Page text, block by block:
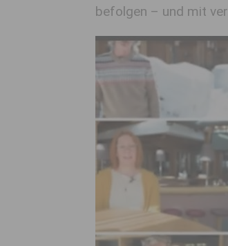
befolgen – und mit